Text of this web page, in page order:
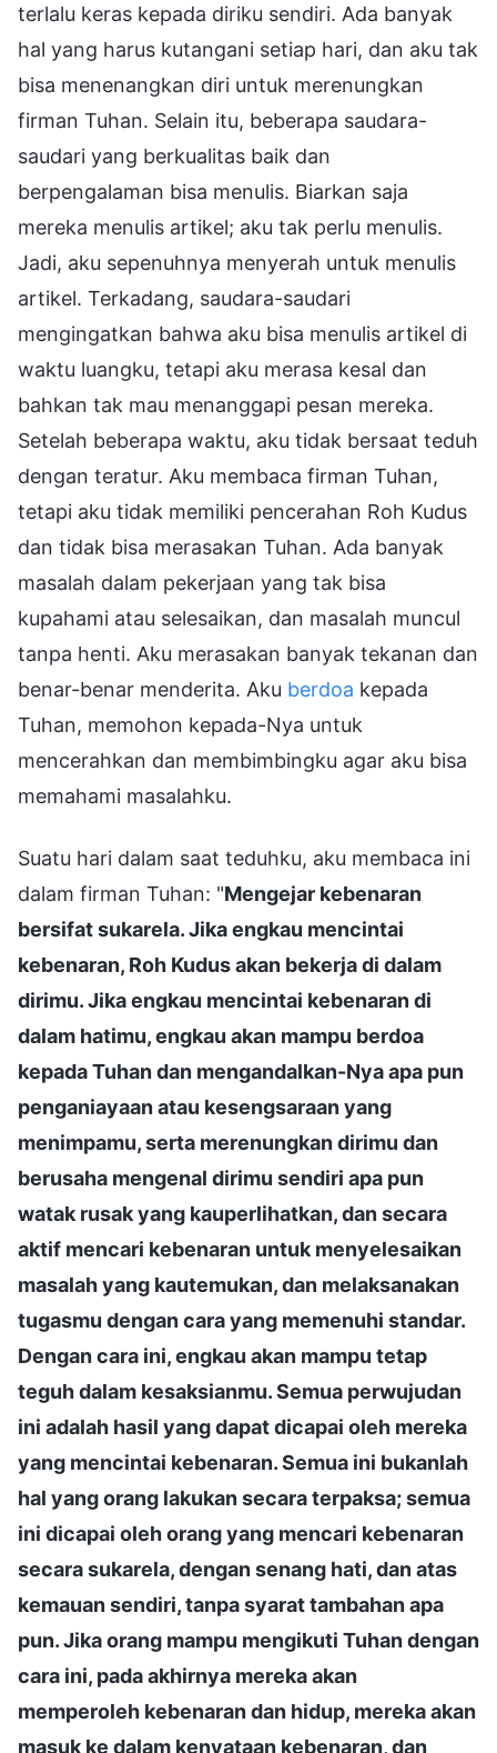
terlalu keras kepada diriku sendiri. Ada banyak
hal yang harus kutangani setiap hari, dan aku tak
bisa menenangkan diri untuk merenungkan
firman Tuhan. Selain itu, beberapa saudara-
saudari yang berkualitas baik dan
berpengalaman bisa menulis. Biarkan saja
mereka menulis artikel; aku tak perlu menulis.
Jadi, aku sepenuhnya menyerah untuk menulis
artikel. Terkadang, saudara-saudari
mengingatkan bahwa aku bisa menulis artikel di
waktu luangku, tetapi aku merasa kesal dan
bahkan tak mau menanggapi pesan mereka.
Setelah beberapa waktu, aku tidak bersaat teduh
dengan teratur. Aku membaca firman Tuhan,
tetapi aku tidak memiliki pencerahan Roh Kudus
dan tidak bisa merasakan Tuhan. Ada banyak
masalah dalam pekerjaan yang tak bisa
kupahami atau selesaikan, dan masalah muncul
tanpa henti. Aku merasakan banyak tekanan dan
benar-benar menderita. Aku berdoa kepada
Tuhan, memohon kepada-Nya untuk
mencerahkan dan membimbingku agar aku bisa
memahami masalahku.
Suatu hari dalam saat teduhku, aku membaca ini
dalam firman Tuhan: "Mengejar kebenaran
bersifat sukarela. Jika engkau mencintai
kebenaran, Roh Kudus akan bekerja di dalam
dirimu. Jika engkau mencintai kebenaran di
dalam hatimu, engkau akan mampu berdoa
kepada Tuhan dan mengandalkan-Nya apa pun
penganiayaan atau kesengsaraan yang
menimpamu, serta merenungkan dirimu dan
berusaha mengenal dirimu sendiri apa pun
watak rusak yang kauperlihatkan, dan secara
aktif mencari kebenaran untuk menyelesaikan
masalah yang kautemukan, dan melaksanakan
tugasmu dengan cara yang memenuhi standar.
Dengan cara ini, engkau akan mampu tetap
teguh dalam kesaksianmu. Semua perwujudan
ini adalah hasil yang dapat dicapai oleh mereka
yang mencintai kebenaran. Semua ini bukanlah
hal yang orang lakukan secara terpaksa; semua
ini dicapai oleh orang yang mencari kebenaran
secara sukarela, dengan senang hati, dan atas
kemauan sendiri, tanpa syarat tambahan apa
pun. Jika orang mampu mengikuti Tuhan dengan
cara ini, pada akhirnya mereka akan
memperoleh kebenaran dan hidup, mereka akan
masuk ke dalam kenyataan kebenaran, dan